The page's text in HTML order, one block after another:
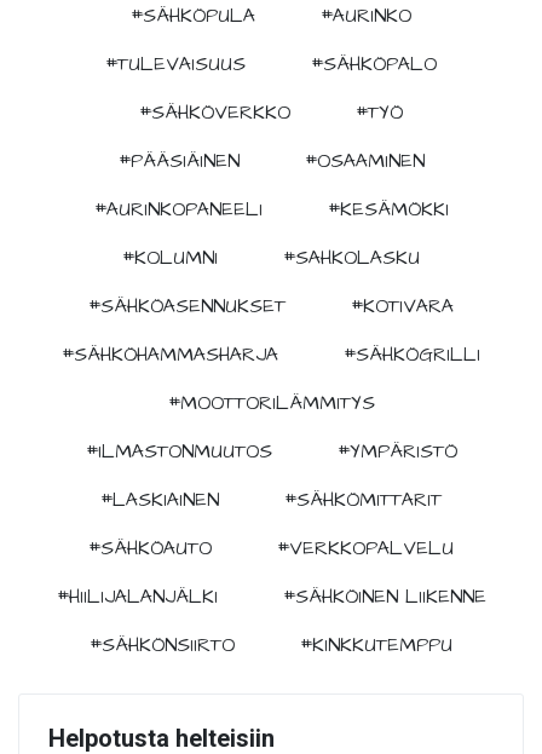
#SÄHKÖPULA
#AURINKO
#TULEVAISUUS
#SÄHKÖPALO
#SÄHKÖVERKKO
#TYÖ
#PÄÄSIÄINEN
#OSAAMINEN
#AURINKOPANEELI
#KESÄMÖKKI
#KOLUMNI
#SAHKOLASKU
#SÄHKÖASENNUKSET
#KOTIVARA
#SÄHKÖHAMMASHARJA
#SÄHKÖGRILLI
#MOOTTORILÄMMITYS
#ILMASTONMUUTOS
#YMPÄRISTÖ
#LASKIAINEN
#SÄHKÖMITTARIT
#SÄHKÖAUTO
#VERKKOPALVELU
#HIILIJALANJÄLKI
#SÄHKÖINEN LIIKENNE
#SÄHKÖNSIIRTO
#KINKKUTEMPPU
Helpotusta helteisiin